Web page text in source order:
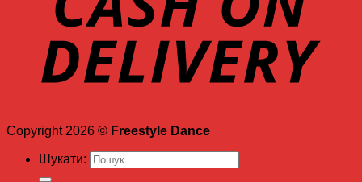
Copyright 2026 © Freestyle Dance
Шукати: